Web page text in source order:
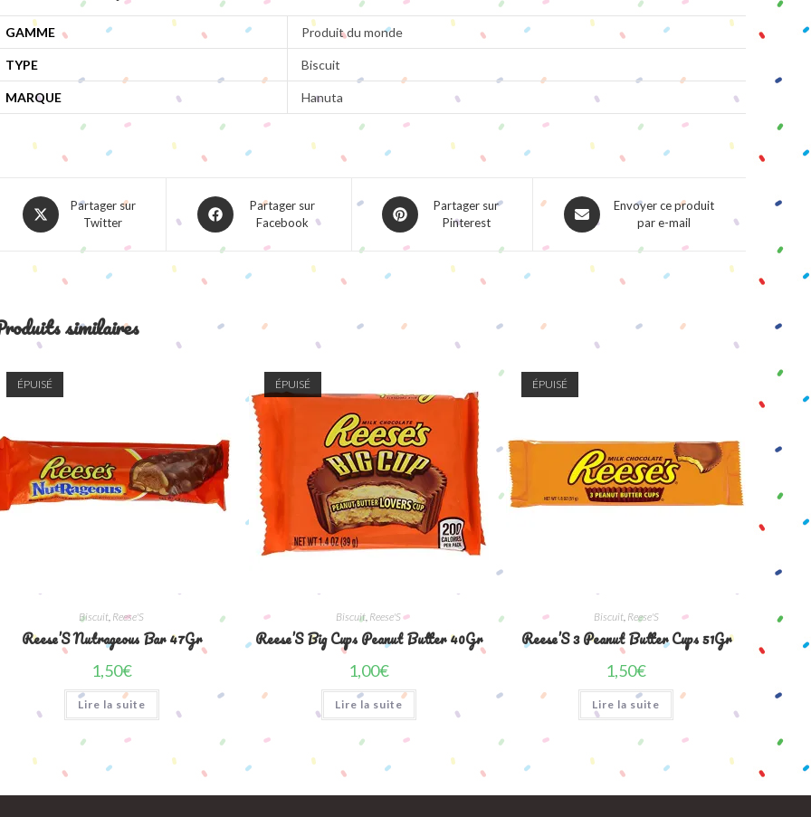
GAMME Produit du monde
TYPE Biscuit
MARQUE Hanuta
Opens
in
new
window
Partager sur
Twitter
Opens
in
window
Partager sur
Facebook
Opens
in
window
Partager sur
Pinterest
Opens
in
Envoyer ce produit
par e-mail
similaires
ÉPUISÉ
Biscuit, Reese'S
Reese’S Nutrageous Bar 47Gr
1,50€
Lire la suite
ÉPUISÉ
Biscuit, Reese'S
Reese’S Big Cups Peanut Butter 40Gr
1,00€
Lire la suite
ÉPUISÉ
Biscuit, Reese'S
Reese’S 3 Peanut Butter Cups 51Gr
1,50€
Lire la suite